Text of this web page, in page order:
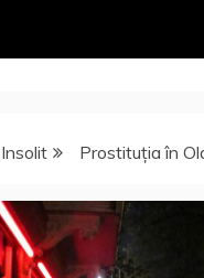
Insolit Prostituția în